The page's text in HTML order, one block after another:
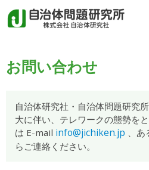
お問い合わせ
自治体研究社・自治体問題研究
大に伴い、テレワークの態勢を
は E-mail info@jichiken.jp 、
らご連絡ください。